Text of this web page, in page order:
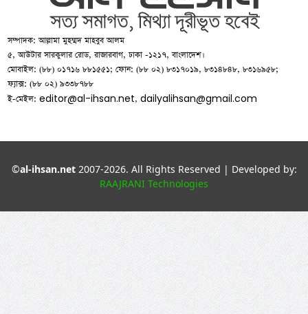
সম্পাদক: আল্লামা মুহম্মদ মাহবুব আলম
৫, আউটার সারকুলার রোড, রাজারবাগ, ঢাকা -১২১৭, বাংলাদেশ।
মোবাইল: (৮৮) ০১৭১৬ ৮৮১৫৫১; ফোন: (৮৮ ০২) ৮৩১৭০১৯, ৮৩১৪৮৪৮, ৮৩১৬৯৫৮;
ফ্যাক্স: (৮৮ ০২) ৯৩৩৮৭৮৮
ই-মেইল:editor@al-ihsan.net,dailyalihsan@gmail.com
©al-ihsan.net2007-2026. All Rights Reserved | Developed by:
RAAJRANI Technologies